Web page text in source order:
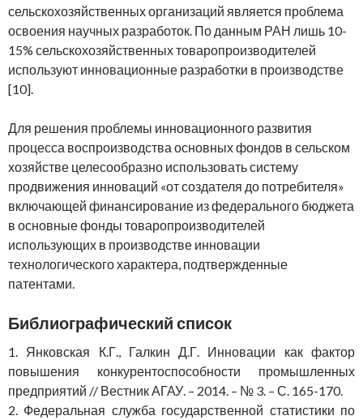
сельскохозяйственных организаций является проблема
освоения научных разработок. По данным РАН лишь 10-
15% сельскохозяйственных товаропроизводителей
используют инновационные разработки в производстве
[10].
Для решения проблемы инновационного развития
процесса воспроизводства основных фондов в сельском
хозяйстве целесообразно использовать систему
продвижения инноваций «от создателя до потребителя»
включающей финансирование из федерального бюджета
в основные фонды товаропроизводителей
использующих в производстве инновации
технологического характера, подтвержденные
патентами.
Библиографический список
1. Янковская К.Г., Галкин Д.Г. Инновации как фактор
повышения конкурентоспособности промышленных
предприятий // Вестник АГАУ. – 2014. – № 3. – С. 165-170.
2. Федеральная служба государственной статистики по